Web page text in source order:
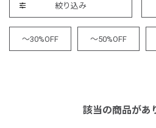
絞り込み
～30%OFF ～50%OFF
該当の商品があ